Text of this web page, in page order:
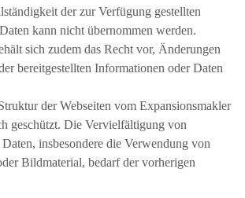
der zur Verfügung gestellten
kann nicht übernommen werden.
sich zudem das Recht vor, Änderungen
bereitgestellten Informationen oder Daten
der Webseiten vom Expansionsmakler
geschützt. Die Vervielfältigung von
insbesondere die Verwendung von
Bildmaterial, bedarf der vorherigen